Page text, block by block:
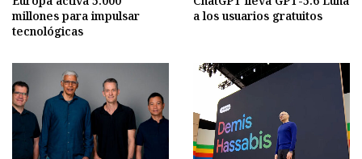
millones para impulsar
tecnológicas
a los usuarios gratuitos